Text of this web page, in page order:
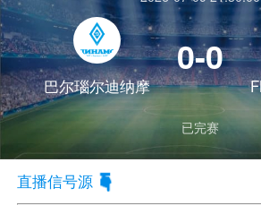
巴尔瑙尔迪纳摩
0-0
已完赛
直播信号源